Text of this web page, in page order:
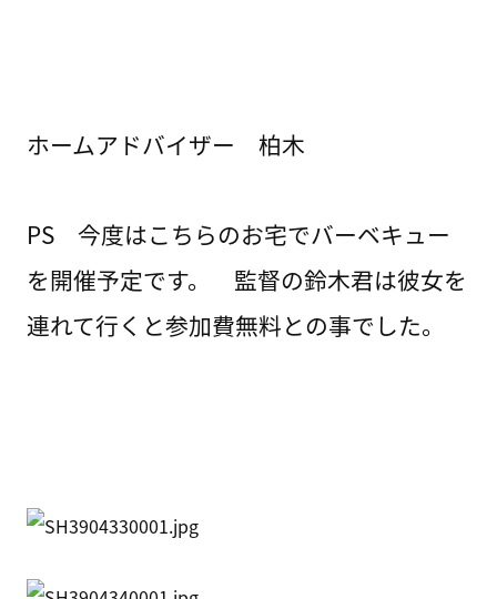
ホームアドバイザー 柏木
PS 今度はこちらのお宅でバーベキュー
を開催予定です。 監督の鈴木君は彼女を
連れて行くと参加費無料との事でした。